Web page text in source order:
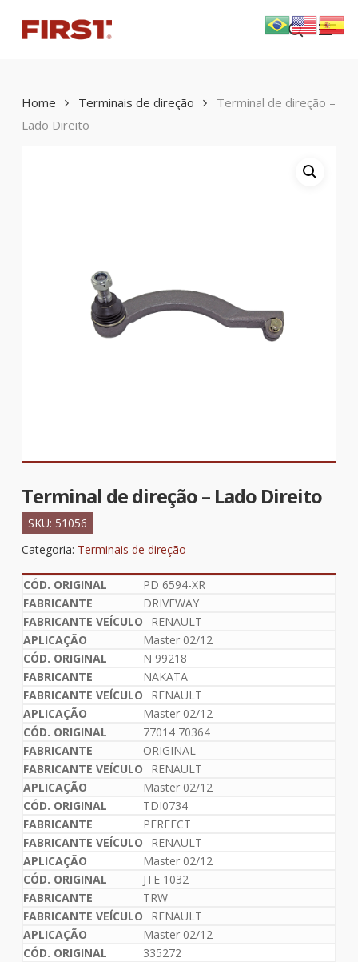
main
search
Menu
Home Terminais de direção
Terminal de direção –
Lado Direito
Terminal de direção – Lado Direito
SKU: 51056
Categoria: Terminais de direção
PD 6594-XR
DRIVEWAY
RENAULT
Master 02/12
N 99218
NAKATA
RENAULT
Master 02/12
77014 70364
ORIGINAL
RENAULT
Master 02/12
TDI0734
PERFECT
RENAULT
Master 02/12
JTE 1032
TRW
RENAULT
Master 02/12
335272